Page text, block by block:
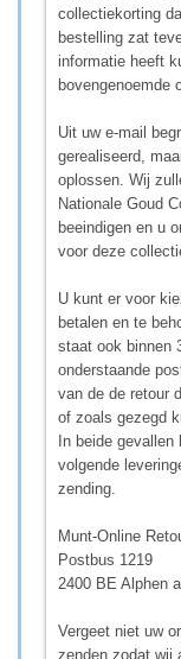
collectiekorting
bestelling zat
informatie heeft
bovengenoemde
Uit uw e-mail
gerealiseerd,
oplossen. Wij
Nationale Goud
beeindigen en u
voor deze
U kunt er voor
betalen en te
staat ook binnen
onderstaande
van de de retour
of zoals gezegd
In beide gevallen
volgende
zending.
Munt-Online
Postbus 1219
2400 BE Alphen
Vergeet niet uw
zenden zodat wij